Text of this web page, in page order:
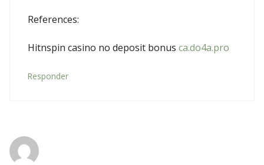
References:
Hitnspin casino no deposit bonus ca.do4a.pro
Responder